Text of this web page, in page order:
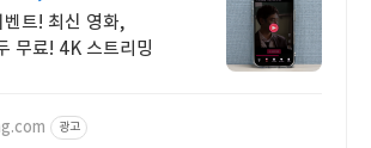
트! 최신 영화,
무료! 4K 스트리밍
광고